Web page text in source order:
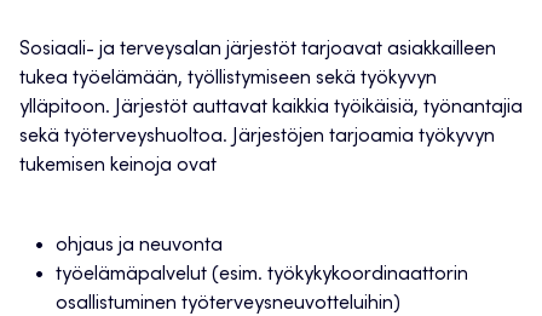
Sosiaali- ja terveysalan järjestöt tarjoavat asiakkailleen
tukea työelämään, työllistymiseen sekä työkyvyn
ylläpitoon. Järjestöt auttavat kaikkia työikäisiä, työnantajia
sekä työterveyshuoltoa. Järjestöjen tarjoamia työkyvyn
tukemisen keinoja ovat
ohjaus ja neuvonta
työelämäpalvelut (esim. työkykykoordinaattorin
osallistuminen työterveysneuvotteluihin)